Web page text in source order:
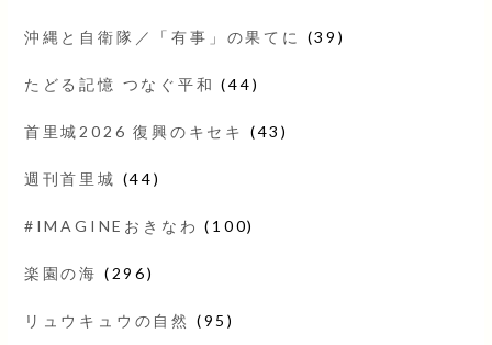
沖縄と自衛隊／「有事」の果てに (39)
たどる記憶 つなぐ平和 (44)
首里城2026 復興のキセキ (43)
週刊首里城 (44)
#IMAGINEおきなわ (100)
楽園の海 (296)
リュウキュウの自然 (95)